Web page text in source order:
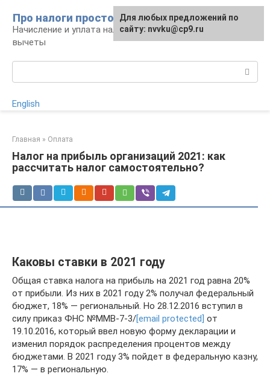
контенту
Про налоги просто
Начисление и уплата налогов, налоговые
вычеты
English
Главная » Оплата
Налог на прибыль организаций 2021: как
рассчитать налог самостоятельно?
Каковы ставки в 2021 году
Общая ставка налога на прибыль на 2021 год равна 20%
от прибыли. Из них в 2021 году 2% получал федеральный
бюджет, 18% — региональный. Но 28.12.2016 вступил в
силу приказ ФНС №ММВ-7-3/[email protected] от
19.10.2016, который ввел новую форму декларации и
изменил порядок распределения процентов между
бюджетами. В 2021 году 3% пойдет в федеральную казну,
17% — в региональную.
Для любых предложений по
сайту: nvvku@cp9.ru